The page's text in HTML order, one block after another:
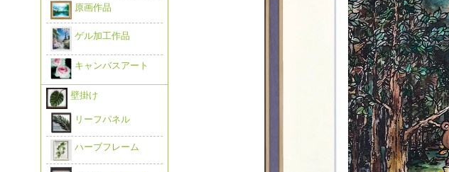
原画作品
ゲル加工作品
キャンバスアート
壁掛け
リーフパネル
ハーブフレーム